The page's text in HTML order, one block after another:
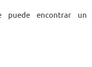
puede encontrar un